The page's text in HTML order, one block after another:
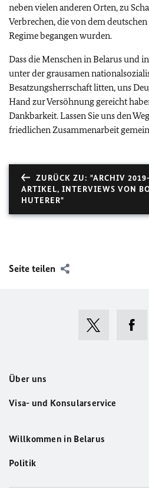
neben vielen anderen Orten, zu
Verbrechen, die von dem
Regime begangen wurden.
Dass die Menschen in Belarus und
unter der grausamen
Besatzungsherrschaft litten, uns
Hand zur Versöhnung gereicht
Dankbarkeit. Lassen Sie uns den
friedlichen Zusammenarbeit
ZURÜCK ZU: "ARCHIV
ARTIKEL, INTERVIEWS VON
HUTERER"
Seite teilen
Über uns
Visa- und Konsularservice
Willkommen in Belarus
Politik